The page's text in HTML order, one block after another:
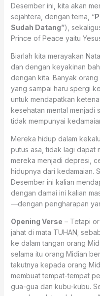
Desember ini, kita akan
sejahtera, dengan tema, “
Sudah Datang”),
Prince of Peace yaitu
Biarlah kita merayakan
dan dengan keyakinan
dengan kita. Banyak
yang sampai haru spergi
untuk mendapatkan
kesehatan mental menjadi
tidak mempunyai
Mereka hidup dalam
putus asa, tidak lagi dapat
mereka menjadi depresi,
hidupnya dari kedamaian.
Desember ini kalian
dengan damai ini kalian
—dengan pengharapan
Opening Verse – Tetapi
jahat di mata TUHAN;
ke dalam tangan orang
selama itu orang Midian
takutnya kepada orang
membuat tempat-tempat
gua-gua dan kubu-kubu.